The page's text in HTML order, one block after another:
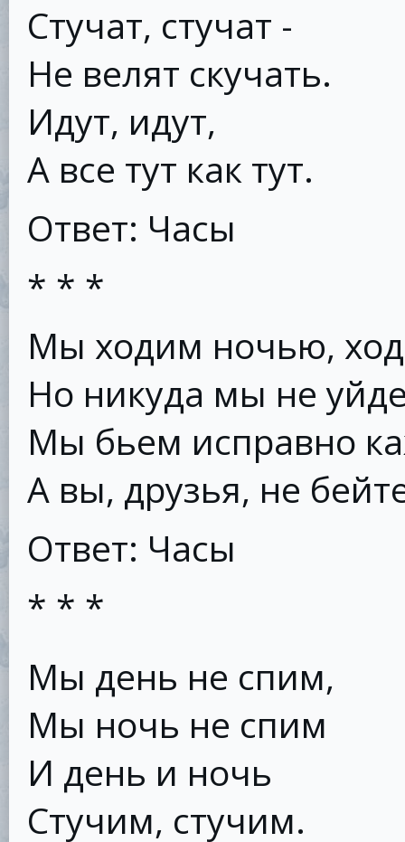
Стучат, стучат -
Не велят скучать.
Идут, идут,
А все тут как тут.
Ответ: Часы
* * *
Мы ходим ночью,
Но никуда мы не
Мы бьем исправно
А вы, друзья, не
Ответ: Часы
* * *
Мы день не спим,
Мы ночь не спим
И день и ночь
Стучим, стучим.